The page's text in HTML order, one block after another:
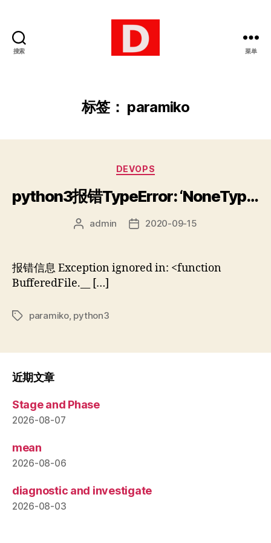
搜索 菜单
标签： paramiko
分
DEVOPS
python3报错TypeError: ‘NoneType’ object is not callable
文
者
admin
发
期
2020-09-15
报错信息 Exception ignored in: <function
BufferedFile.__ […]
标
paramiko, python3
近期文章
Stage and Phase
2026-08-07
mean
2026-08-06
diagnostic and investigate
2026-08-03